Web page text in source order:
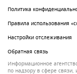
Политика
Правила использования
Настройки отслеживания
Обратная связь
Информационное
по надзору в сфере